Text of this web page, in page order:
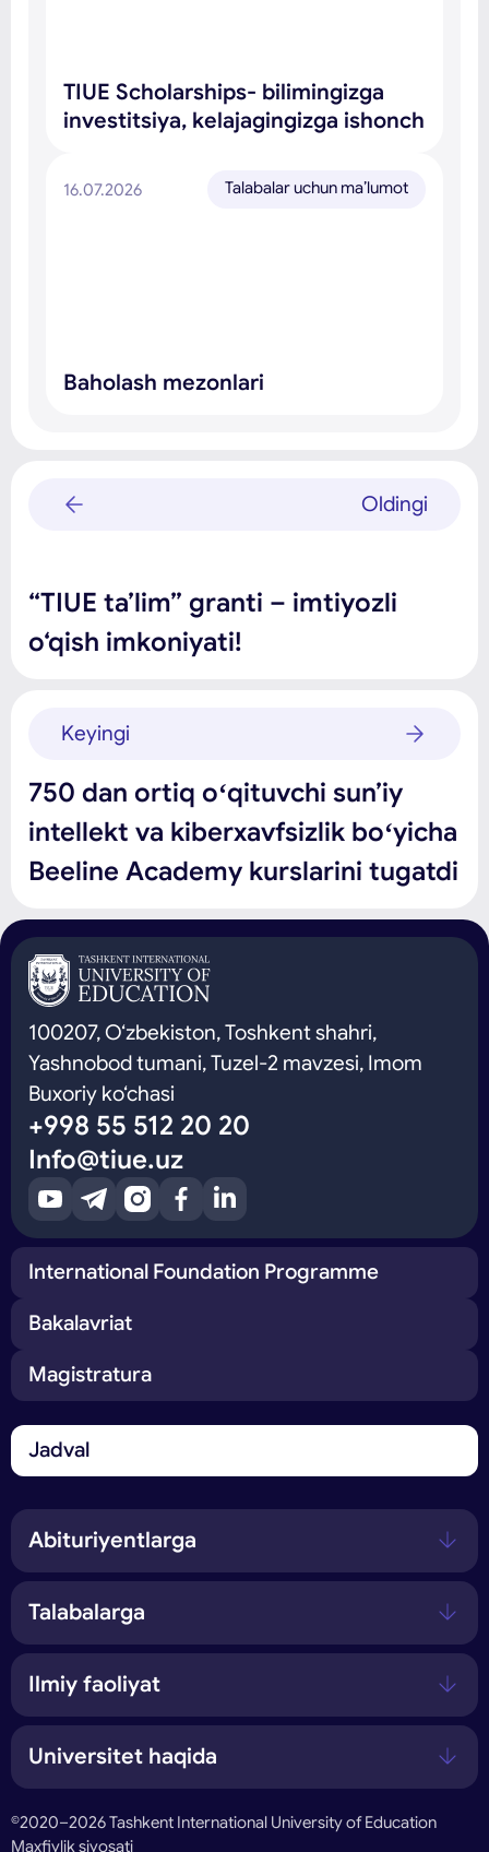
TIUE Scholarships- bilimingizga
investitsiya, kelajagingizga ishonch
16.07.2026 Talabalar uchun ma’lumot
Baholash mezonlari
Oldingi
“TIUE ta’lim” granti – imtiyozli
o‘qish imkoniyati!
Keyingi
750 dan ortiq oʻqituvchi sunʼiy
intellekt va kiberxavfsizlik boʻyicha
Beeline Academy kurslarini tugatdi
100207, O‘zbekiston, Toshkent shahri,
Yashnobod tumani, Tuzel-2 mavzesi, Imom
Buxoriy ko‘chasi
+998 55 512 20 20
Info@tiue.uz
International Foundation Programme
Bakalavriat
Magistratura
Jadval
Abituriyentlarga
Talabalarga
Ilmiy faoliyat
Universitet haqida
©2020–2026 Tashkent International University of Education
Maxfiylik siyosati